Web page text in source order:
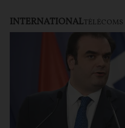
INTERNATIONALTÉLÉCOMS